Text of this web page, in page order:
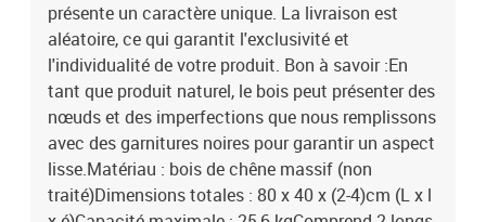
présente un caractère unique. La livraison est
aléatoire, ce qui garantit l'exclusivité et
l'individualité de votre produit. Bon à savoir :En
tant que produit naturel, le bois peut présenter des
nœuds et des imperfections que nous remplissons
avec des garnitures noires pour garantir un aspect
lisse.Matériau : bois de chêne massif (non
traité)Dimensions totales : 80 x 40 x (2-4)cm (L x l